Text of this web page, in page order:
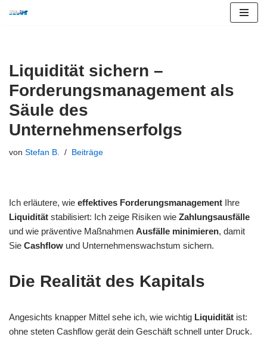
Liquidität sichern –
Forderungsmanagement als
Säule des
Unternehmenserfolgs
von Stefan B. Beiträge
Ich erläutere, wie effektives Forderungsmanagement Ihre
Liquidität stabilisiert: Ich zeige Risiken wie Zahlungsausfälle
und wie präventive Maßnahmen Ausfälle minimieren, damit
Sie Cashflow und Unternehmenswachstum sichern.
Die Realität des Kapitals
Angesichts knapper Mittel sehe ich, wie wichtig Liquidität ist:
ohne steten Cashflow gerät dein Geschäft schnell unter Druck.